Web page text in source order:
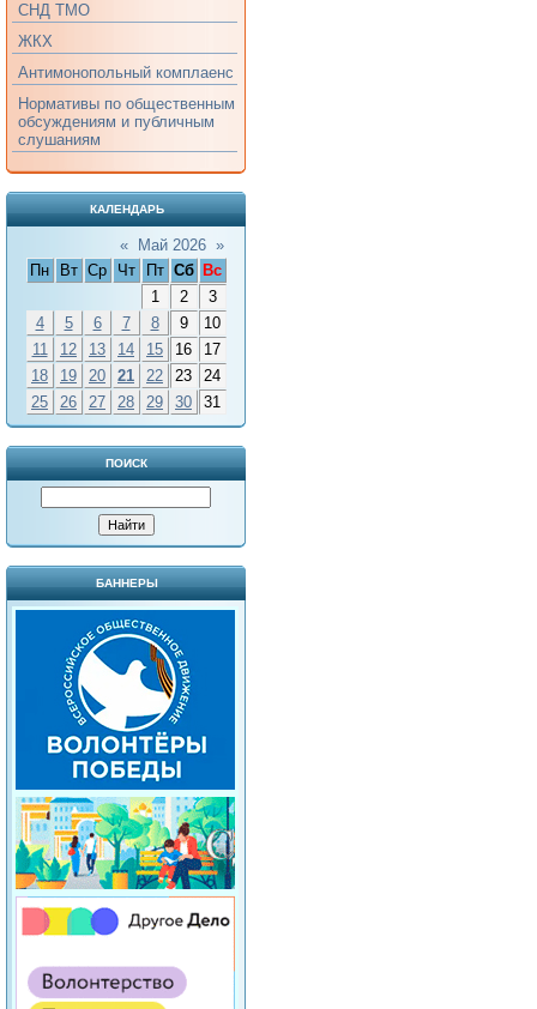
СНД ТМО
ЖКХ
Антимонопольный комплаенс
Нормативы по общественным
обсуждениям и публичным
слушаниям
КАЛЕНДАРЬ
« Май 2026 »
Пн
Вт Ср Чт Пт Сб
Вс
1
2
3
4
5 6 7 8 9
10
11
12 13 14 15 16
17
18
19 20 21 22 23
24
25
26 27 28 29 30 31
ПОИСК
БАННЕРЫ